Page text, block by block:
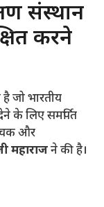
संस्थान
करने
जो भारतीय
के लिए समर्पित
और
महाराजने की है।